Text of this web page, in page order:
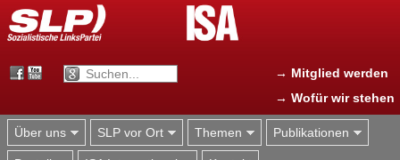
Jump to navigation
→ Mitglied werden
→ Wofür wir stehen
Über uns SLP vor Ort Themen Publikationen